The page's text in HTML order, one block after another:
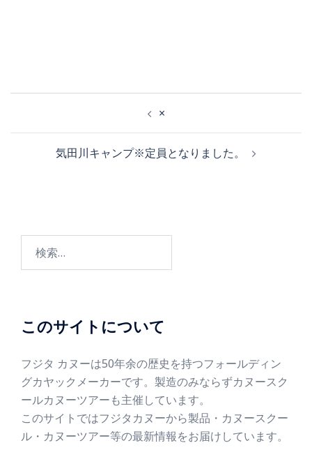
×
気田川キャンプ※定員となりました。
このサイトについて
フジタ カヌーは50年余の歴史を持つフォールディン
グカヤックメーカーです。製造のみならずカヌースク
ールカヌーツアーも主催しています。
このサイトではフジタカヌーから製品・カヌースクー
ル・カヌーツアー等の最新情報をお届けしています。